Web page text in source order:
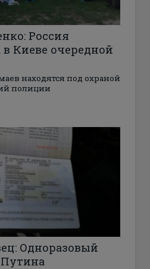
Россия
в Киеве очередной
находятся под охраной
полиции
Одноразовый